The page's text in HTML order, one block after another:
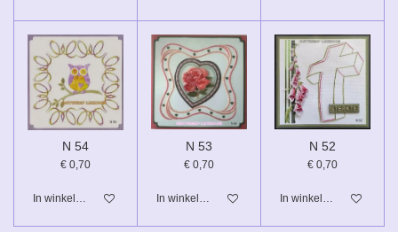
N 54
€ 0,70
In winkelwagen
N 53
€ 0,70
In winkelwagen
N 52
€ 0,70
In winkelwagen